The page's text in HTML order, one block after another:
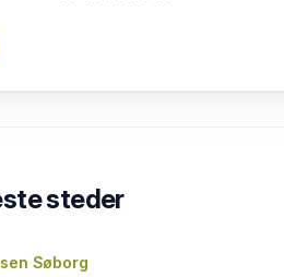
steder
Søborg